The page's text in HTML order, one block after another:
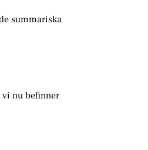
summariska
nu befinner